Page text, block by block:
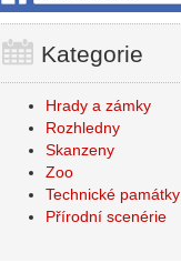
Kategorie
Hrady a zámky
Rozhledny
Skanzeny
Zoo
Technické památky
Přírodní scenérie